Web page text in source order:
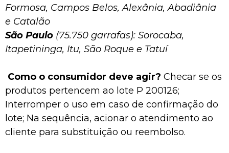
Formosa, Campos Belos, Alexânia, Abadiânia
e Catalão
São Paulo (75.750 garrafas): Sorocaba,
Itapetininga, Itu, São Roque e Tatuí
Como o consumidor deve agir? Checar se os
produtos pertencem ao lote P 200126;
Interromper o uso em caso de confirmação do
lote; Na sequência, acionar o atendimento ao
cliente para substituição ou reembolso.